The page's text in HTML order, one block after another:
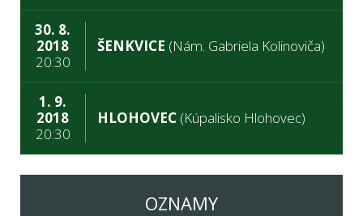
30. 8.
2018
20:30
ŠENKVICE (Nám. Gabriela Kolinoviča)
1. 9.
2018
20:30
HLOHOVEC (Kúpalisko Hlohovec)
OZNAMY